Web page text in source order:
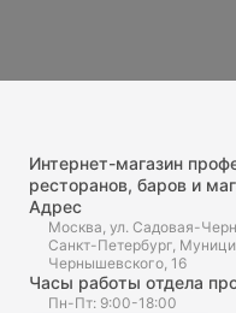
Интернет-магазин
ресторанов, баров и
Адрес
Москва, ул. Садовая-
Санкт-Петербург,
Чернышевского, 16
Часы работы отдела
Пн-Пт: 9:00-18:00